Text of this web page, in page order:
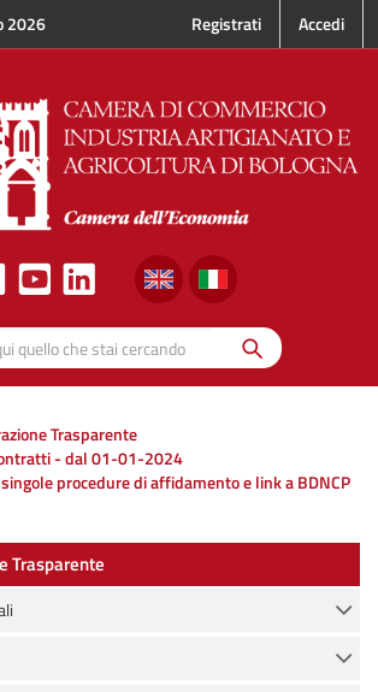
2026 Registrati Accedi
Scrivi qui quello che stai cercando
Cerca
Trasparente
- dal 01-01-2024
procedure di affidamento e link a BDNCP
Trasparente